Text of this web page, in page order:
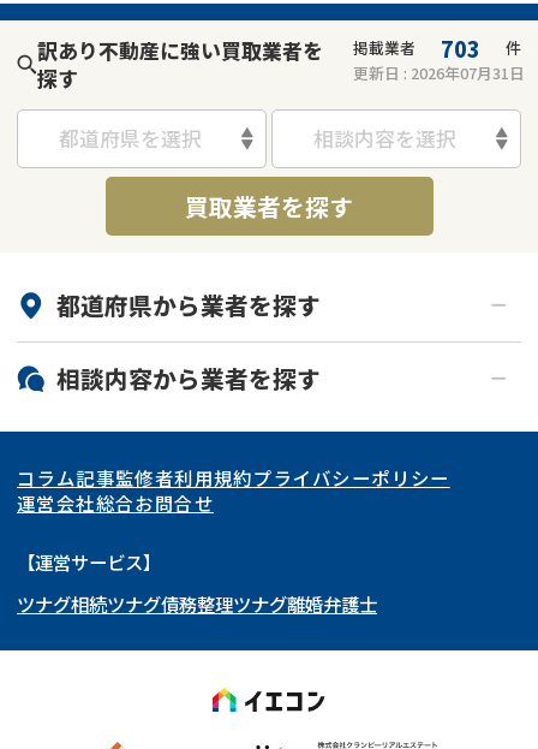
訳あり不動産に強い買取業者を
探す
掲載業者 703
件
更新日 : 2026年07月31日
都道府県を選択 相談内容を選択
買取業者を探す
都道府県から業者を探す
北海道・東北
北海道 青森県
岩手県 宮城県
秋田県
福島県
関東
東京都 神奈川県
埼玉県
茨城県 群馬県
東海
愛知県
岐阜県 山梨県
関西
大阪府 京都府
奈良県
北陸・甲信越
石川県
相談内容から業者を探す
再建築不可
底地
ゴミ屋敷
リースバック
コラム記事監修者利用規約プライバシーポリシー
運営会社総合お問合せ
【運営サービス】
ツナグ相続ツナグ債務整理ツナグ離婚弁護士